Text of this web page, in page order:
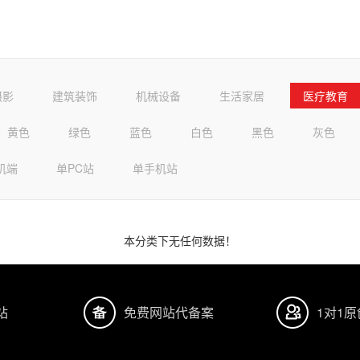
建筑装饰 机械设备 生活家居 医疗教育
黄色 绿色 蓝色 白色 黑色 灰色
端 单PC站 单手机站
本分类下无任何数据！
免费网站代备案 1对1